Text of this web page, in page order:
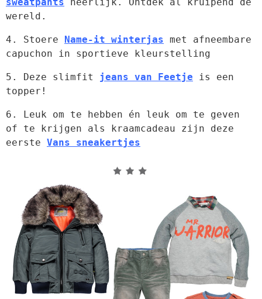
sweatpants heerlijk. Ontdek al kruipend de
wereld.
4. Stoere Name-it winterjas met afneembare
capuchon in sportieve kleurstelling
5. Deze slimfit jeans van Feetje is een
topper!
6. Leuk om te hebben én leuk om te geven
of te krijgen als kraamcadeau zijn deze
eerste Vans sneakertjes